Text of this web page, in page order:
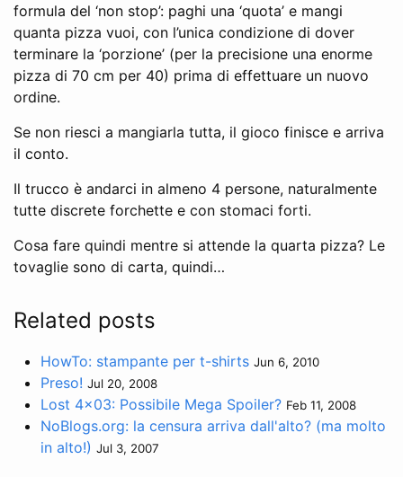
formula del ‘non stop’: paghi una ‘quota’ e mangi
quanta pizza vuoi, con l’unica condizione di dover
terminare la ‘porzione’ (per la precisione una enorme
pizza di 70 cm per 40) prima di effettuare un nuovo
ordine.
Se non riesci a mangiarla tutta, il gioco finisce e arriva
il conto.
Il trucco è andarci in almeno 4 persone, naturalmente
tutte discrete forchette e con stomaci forti.
Cosa fare quindi mentre si attende la quarta pizza? Le
tovaglie sono di carta, quindi…
Related posts
HowTo: stampante per t-shirts Jun 6, 2010
Preso! Jul 20, 2008
Lost 4x03: Possibile Mega Spoiler? Feb 11, 2008
NoBlogs.org: la censura arriva dall'alto? (ma molto
in alto!) Jul 3, 2007